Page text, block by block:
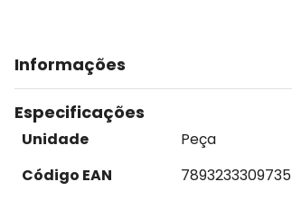
Informações
Especificações
Unidade
Peça
Código EAN
7893233309735